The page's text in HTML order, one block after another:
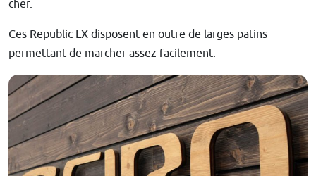
cher.
Ces Republic LX disposent en outre de larges patins
permettant de marcher assez facilement.